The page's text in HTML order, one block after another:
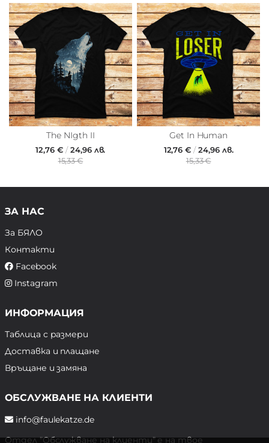
The NIgth II
12,76 € /24,96 лв.
15,33 €
Get In Human
12,76 €/24,96 лв.
15,33 €
ЗА НАС
За БЯЛО
Контакти
Facebook
Instagram
ИНФОРМАЦИЯ
Таблица с размери
Доставка и плащане
Връщане и замяна
ОБСЛУЖВАНЕ НА КЛИЕНТИ
info@faulekatze.de
Отдел "Обслужване на клиенти" е на твое